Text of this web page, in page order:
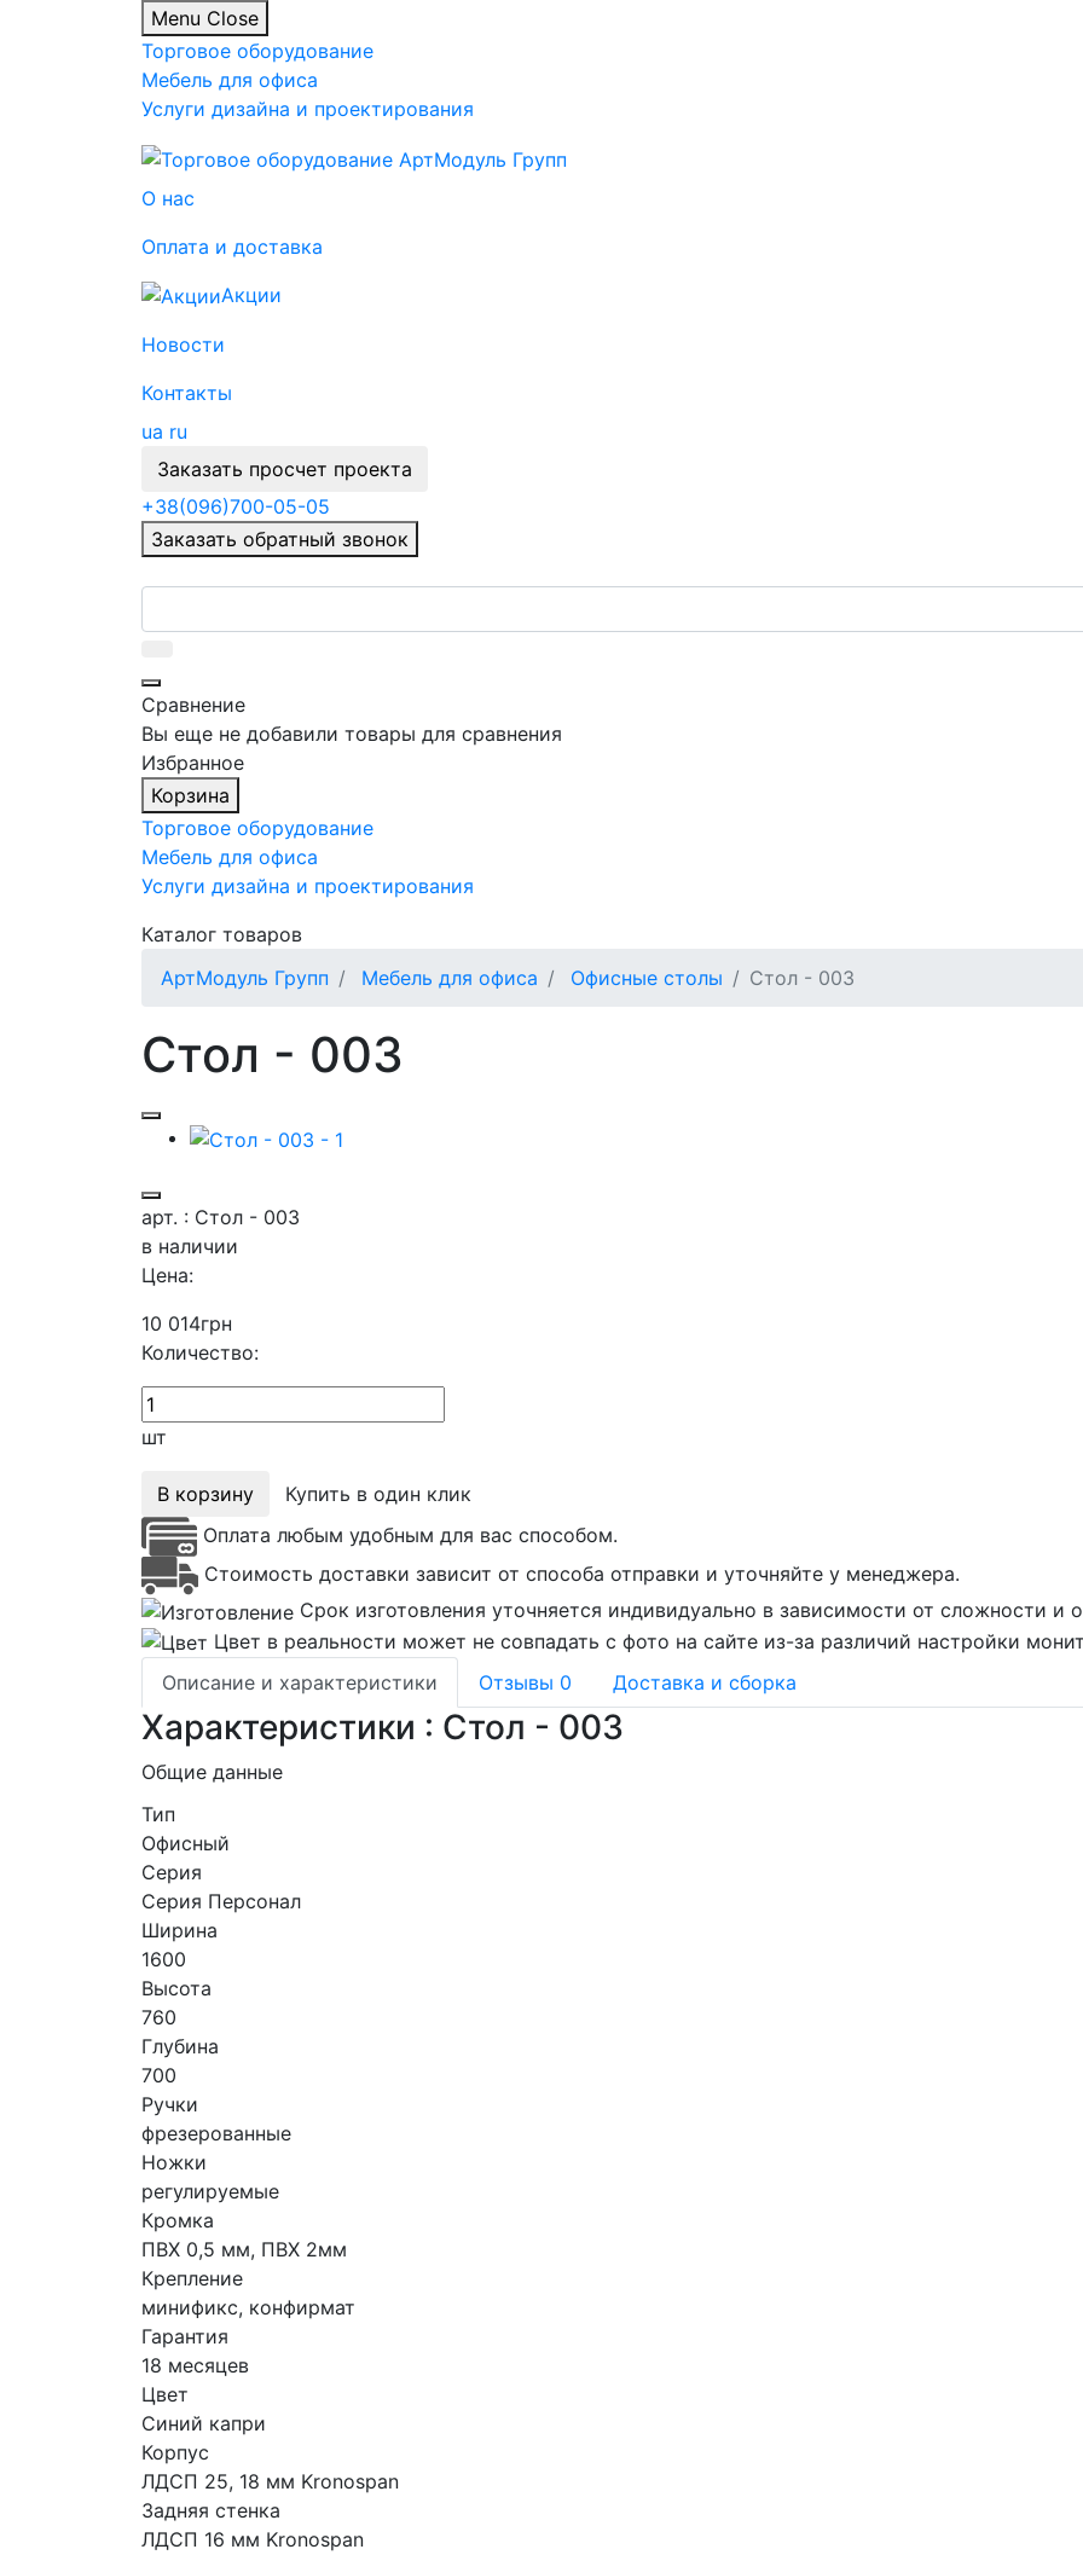
Menu Close
Торговое оборудование
Мебель для офиса
Услуги дизайна и проектирования
О нас
Оплата и доставка
Акции
Новости
Контакты
ua ru
Заказать просчет проекта
+38(096)700-05-05
Заказать обратный звонок
Сравнение
Вы еще не добавили товары для сравнения
Избранное
Корзина
Торговое оборудование
Мебель для офиса
Услуги дизайна и проектирования
Каталог товаров
АртМодуль Групп
Мебель для офиса Офисные столы Стол - 003
Стол - 003
арт. : Стол - 003
в наличии
Цена:
10 014грн
Количество:
шт
В корзину
Купить в один клик
Оплата любым удобным для вас способом.
Стоимость доставки зависит от способа отправки и уточняйте у менеджера.
Срок изготовления уточняется индивидуально в зависимости от сложности и
Цвет в реальности может не совпадать с фото на сайте из-за различий настройки
Описание и характеристики
Отзывы 0 Доставка и сборка
Характеристики : Стол - 003
Общие данные
Тип
Офисный
Серия
Серия Персонал
Ширина
1600
Высота
760
Глубина
700
Ручки
фрезерованные
Ножки
регулируемые
Кромка
ПВХ 0,5 мм, ПВХ 2мм
Крепление
минификс, конфирмат
Гарантия
18 месяцев
Цвет
Синий капри
Корпус
ЛДСП 25, 18 мм Kronospan
Задняя стенка
ЛДСП 16 мм Kronospan